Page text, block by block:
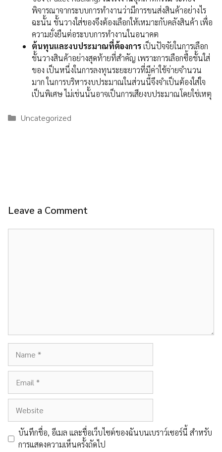
พิจารณาจากระบบการทำงานว่ามีการขนส่งสินค้าอย่างไร
ฉะนั้น ชั้นวางใส่ของจึงต้องเลือกให้เหมาะกับคลังสินค้า เพื่อ
ความยั่งยืนต่อระบบการทำงานในอนาคต
ต้นทุนและงบประมาณที่ต้องการเป็นปัจจัยในการเลือก
ชั้นวางสินค้าอย่างสุดท้ายที่สำคัญ เพราะการเลือกซื้อชั้นใส่
ของ เป็นหนึ่งในการลงทุนระยะยาวที่มีค่าใช้จ่ายจำนวน
มาก ในการบริหารงบประมาณในส่วนนี้จึงจำเป็นต้องใส่ใจ
เป็นพิเศษ ไม่เช่นนั้นอาจเป็นการเสียงบประมาณโดยใช่เหตุ
Categories
Uncategorized
Leave a Comment
บันทึกชื่อ, อีเมล และชื่อเว็บไซต์ของฉันบนเบราว์เซอร์นี้ สำหรับ
การแสดงความเห็นครั้งถัดไป